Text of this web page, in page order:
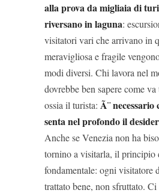
alla prova da migliaia di
riversano in laguna:
visitatori vari che arrivano in
meravigliosa e fragile
modi diversi. Chi lavora nel
dovrebbe ben sapere come
ossia il turista: Ã¨ necessario
senta nel profondo il
Anche se Venezia non ha
tornino a visitarla, il principio
fondamentale: ogni visitatore
trattato bene, non sfruttato. Ci